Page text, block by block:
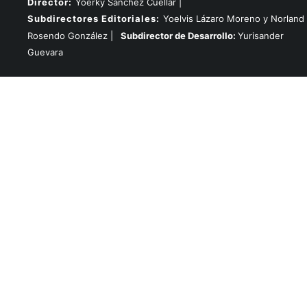
Director: Yoerky Sánchez Cuellar |
Subdirectores Editoriales: Yoelvis Lázaro Moreno y Norland
Rosendo González |
Subdirector de Desarrollo: Yurisander
Guevara